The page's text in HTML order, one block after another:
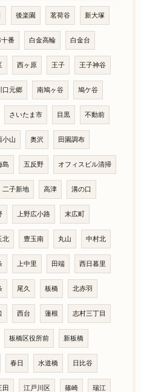
後楽園 茗荷谷 新大塚
十番 白金高輪 白金台
西ヶ原 王子 王子神谷
口元郷 南鳩ヶ谷 鳩ケ谷
さいたま市 目黒 不動前
小山 奥沢 田園調布
島 五反野 オフィスビル清掃
二子新地 高津 溝の口
上野広小路 末広町
北 豊玉南 丸山 中村北
上中里 田端 西日暮里
尾久 板橋 北赤羽
西台 蓮根 志村三丁目
板橋区役所前 新板橋
春日 水道橋 日比谷
田 江戸川区 篠崎 瑞江